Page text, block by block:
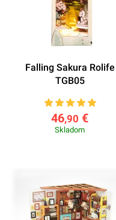
Falling Sakura Rolife
TGB05
46,90 €
Skladom